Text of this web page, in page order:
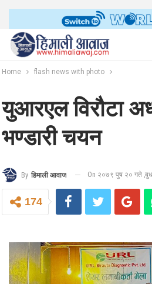
Home flash news with photo
युआरएल विरौटा
भण्डारी चयन
By हिमाली आवाज On २०७९ पुष २० गते
174